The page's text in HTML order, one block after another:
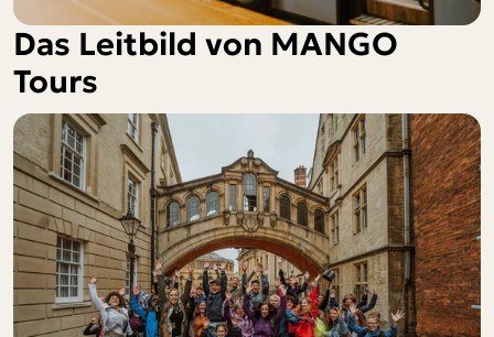
Das Leitbild von MANGO
Tours